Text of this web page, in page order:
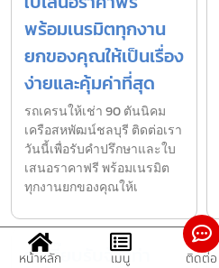
พร้อมเนรมิตทุกงาน
ยกของคุณให้เป็นเรื่อง
ง่ายและคุ้มค่าที่สุด
รถเครนให้เช่า 90 ตันนิคม
เครือสหพัฒน์ชลบุรี ติดต่อเรา
วันนี้เพื่อรับคำปรึกษาและใบ
เสนอราคาฟรี พร้อมเนรมิต
ทุกงานยกของคุณให้เ
รถเฮี๊ยบรับจ้างท่า
หน้าหลัก เมนู ติดต่อ